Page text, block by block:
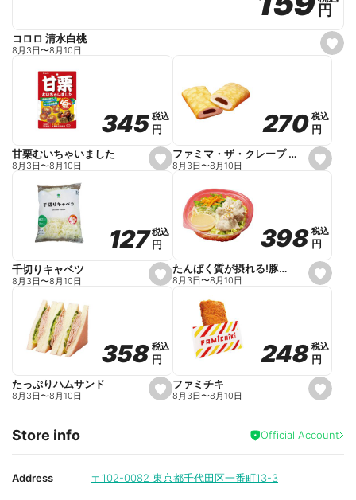
s
e
円
円
コロロ 清水白桃
8月3日〜8月10日
s
e
o
r
i
e
345
345税込
税込
円
円
甘栗むいちゃいました
8月3日〜8月10日
s
e
o
r
i
e
270
270 税込
税込
円
円
ファミマ・ザ・クレープ 生チョコ
8月3日〜8月10日
s
e
o
r
i
e
127
127税込
税込
円
円
千切りキャベツ
8月3日〜8月10日
s
e
o
r
i
e
398
398 税込
税込
円
円
たんぱく質が摂れる!豚しゃぶのパスタサラダ
8月3日〜8月10日
s
e
i
t
358
358税込
税込
円
円
たっぷりハムサンド
8月3日〜8月10日
s
e
a
248
248 税込
税込
円
円
ファミチキ
8月3日〜8月10日
Store info Official Account
Address 〒102-0082 東京都千代田区一番町13-3